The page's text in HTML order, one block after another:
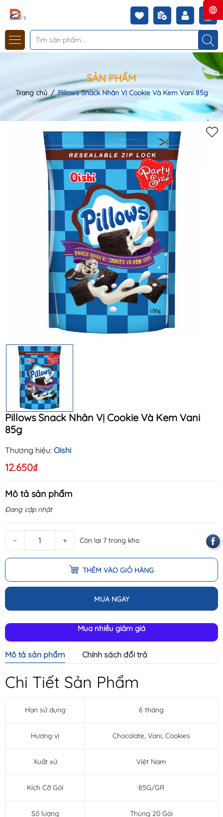
SẢN PHẨM
Trang chủ / Pillows Snack Nhân Vị Cookie Và Kem Vani 85g
Pillows Snack Nhân Vị Cookie Và Kem Vani
85g
Thương hiệu: Oishi
12.650₫
Mô tả sản phẩm
Đang cập nhật
− + Còn lại 7 trong kho
THÊM VÀO GIỎ HÀNG
MUA NGAY
Mua nhiều giảm giá
Mã khuyến mãi:
Mô tả sản phẩm Chính sách đổi trả
Chi Tiết Sản Phẩm
Hạn sử dụng 6 tháng
Hương vị Chocolate, Vani, Cookies
Xuất xứ Việt Nam
Kích Cỡ Gói 85G/GR
Số lượng Thùng 20 Gói